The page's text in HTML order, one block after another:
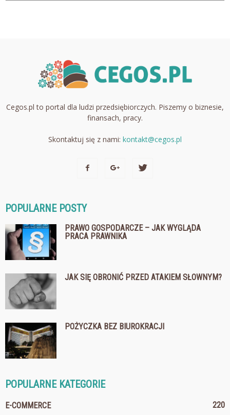
Cegos.pl to portal dla ludzi przedsiębiorczych. Piszemy o biznesie,
finansach, pracy.
Skontaktuj się z nami: kontakt@cegos.pl
POPULARNE POSTY
PRAWO GOSPODARCZE – JAK WYGLĄDA
PRACA PRAWNIKA
JAK SIĘ OBRONIĆ PRZED ATAKIEM SŁOWNYM?
POŻYCZKA BEZ BIUROKRACJI
POPULARNE KATEGORIE
E-COMMERCE 220